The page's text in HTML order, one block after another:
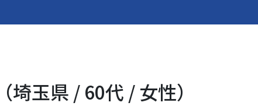
玉県 / 60代 / 女性）